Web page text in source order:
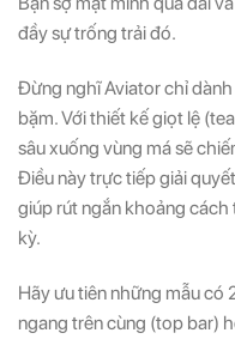
đầy sự trống trải đó.
Đừng nghĩ Aviator chỉ
bặm. Với thiết kế giọt lệ
sâu xuống vùng má sẽ
Điều này trực tiếp giải
giúp rút ngắn khoảng
kỳ.
Hãy ưu tiên những mẫu có
ngang trên cùng (top bar)